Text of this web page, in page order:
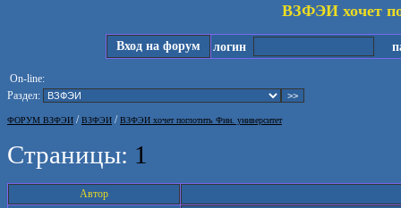
ВЗФЭИ хочет
Вход на форум логин
On-line:
Раздел:
ФОРУМ ВЗФЭИ /ВЗФЭИ /ВЗФЭИ хочет поглотить Фин. университет
Страницы: 1
Автор